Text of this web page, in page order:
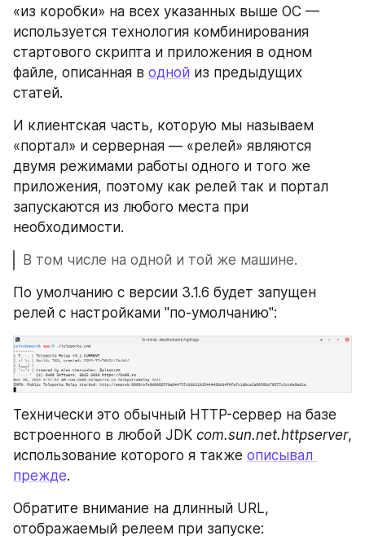
«из коробки» на всех указанных выше ОС —
используется технология комбинирования
стартового скрипта и приложения в одном
файле, описанная в одной из предыдущих
статей.
И клиентская часть, которую мы называем
«портал» и серверная — «релей» являются
двумя режимами работы одного и того же
приложения, поэтому как релей так и портал
запускаются из любого места при
необходимости.
В том числе на одной и той же машине.
По умолчанию с версии 3.1.6 будет запущен
релей с настройками "по-умолчанию":
Технически это обычный HTTP-сервер на базе
встроенного в любой JDK com.sun.net.httpserver,
использование которого я также описывал
прежде.
Обратите внимание на длинный URL,
отображаемый релеем при запуске: